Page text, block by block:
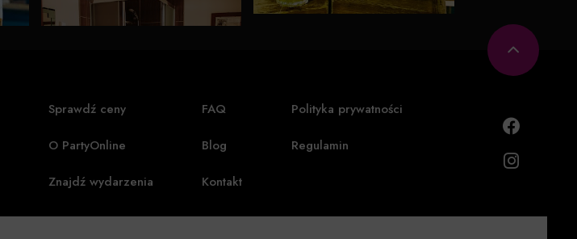
Sprawdź ceny
O PartyOnline
Znajdź wydarzenia
FAQ
Blog
Kontakt
Polityka prywatności
Regulamin